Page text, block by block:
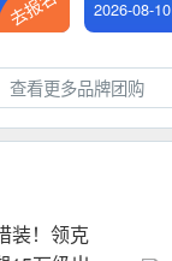
2026-08-10
查看更多品牌团购
装！领克